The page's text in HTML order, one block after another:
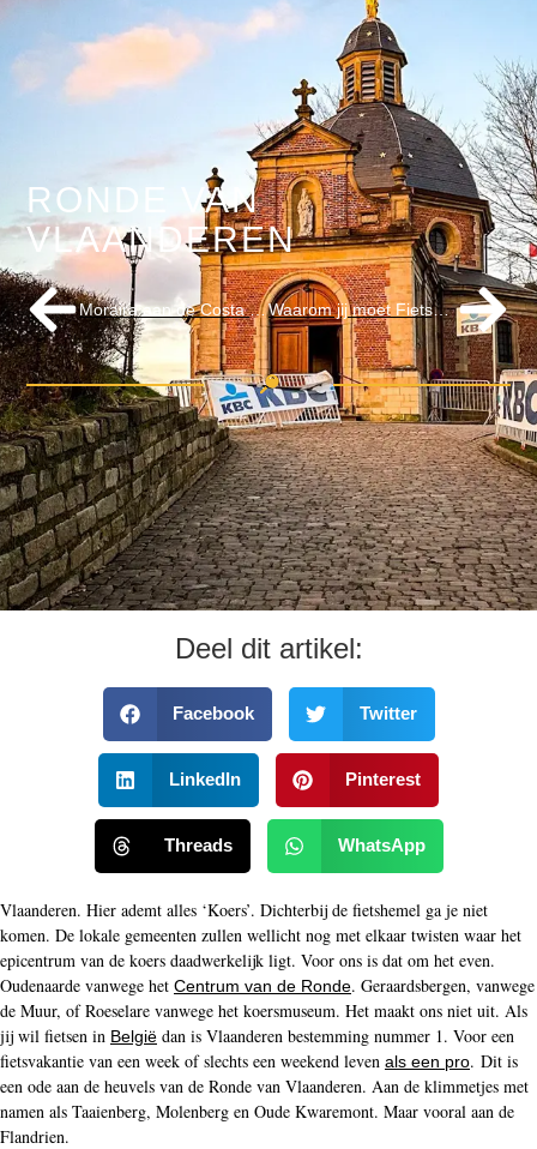
RONDE VAN
VLAANDEREN
Moraira aan de Costa Blanca – regio Valenciana Waarom jij moet Fietsen op Cyprus: De Olympos
Deel dit artikel:
Facebook Twitter
LinkedIn Pinterest
Threads WhatsApp
Vlaanderen. Hier ademt alles ‘Koers’. Dichterbij de fietshemel ga je niet
komen. De lokale gemeenten zullen wellicht nog met elkaar twisten waar het
epicentrum van de koers daadwerkelijk ligt. Voor ons is dat om het even.
Oudenaarde vanwege het Centrum van de Ronde. Geraardsbergen, vanwege
de Muur, of Roeselare vanwege het koersmuseum. Het maakt ons niet uit. Als
jij wil fietsen in België dan is Vlaanderen bestemming nummer 1. Voor een
fietsvakantie van een week of slechts een weekend leven als een pro. Dit is
een ode aan de heuvels van de Ronde van Vlaanderen. Aan de klimmetjes met
namen als Taaienberg, Molenberg en Oude Kwaremont. Maar vooral aan de
Flandrien.